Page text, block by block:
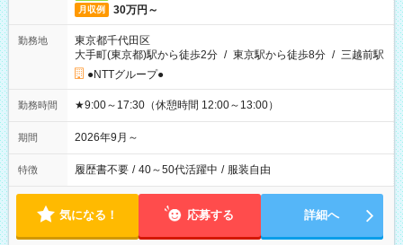
月収例 30万円～
勤務地
東京都千代田区
大手町(東京都)駅から徒歩2分 / 東京駅から徒歩8分 / 三越前駅
●NTTグループ●
勤務時間 ★9:00～17:30（休憩時間 12:00～13:00）
期間 2026年9月～
特徴 履歴書不要 / 40～50代活躍中 / 服装自由
気になる！ 応募する 詳細へ